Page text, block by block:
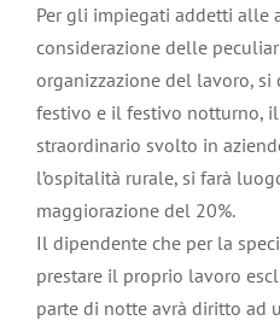
Per gli impiegati addetti alle
considerazione delle
organizzazione del lavoro,
festivo e il festivo notturno,
straordinario svolto in
l’ospitalità rurale, si farà
maggiorazione del 20%.
Il dipendente che per la
prestare il proprio lavoro
parte di notte avrà diritto ad